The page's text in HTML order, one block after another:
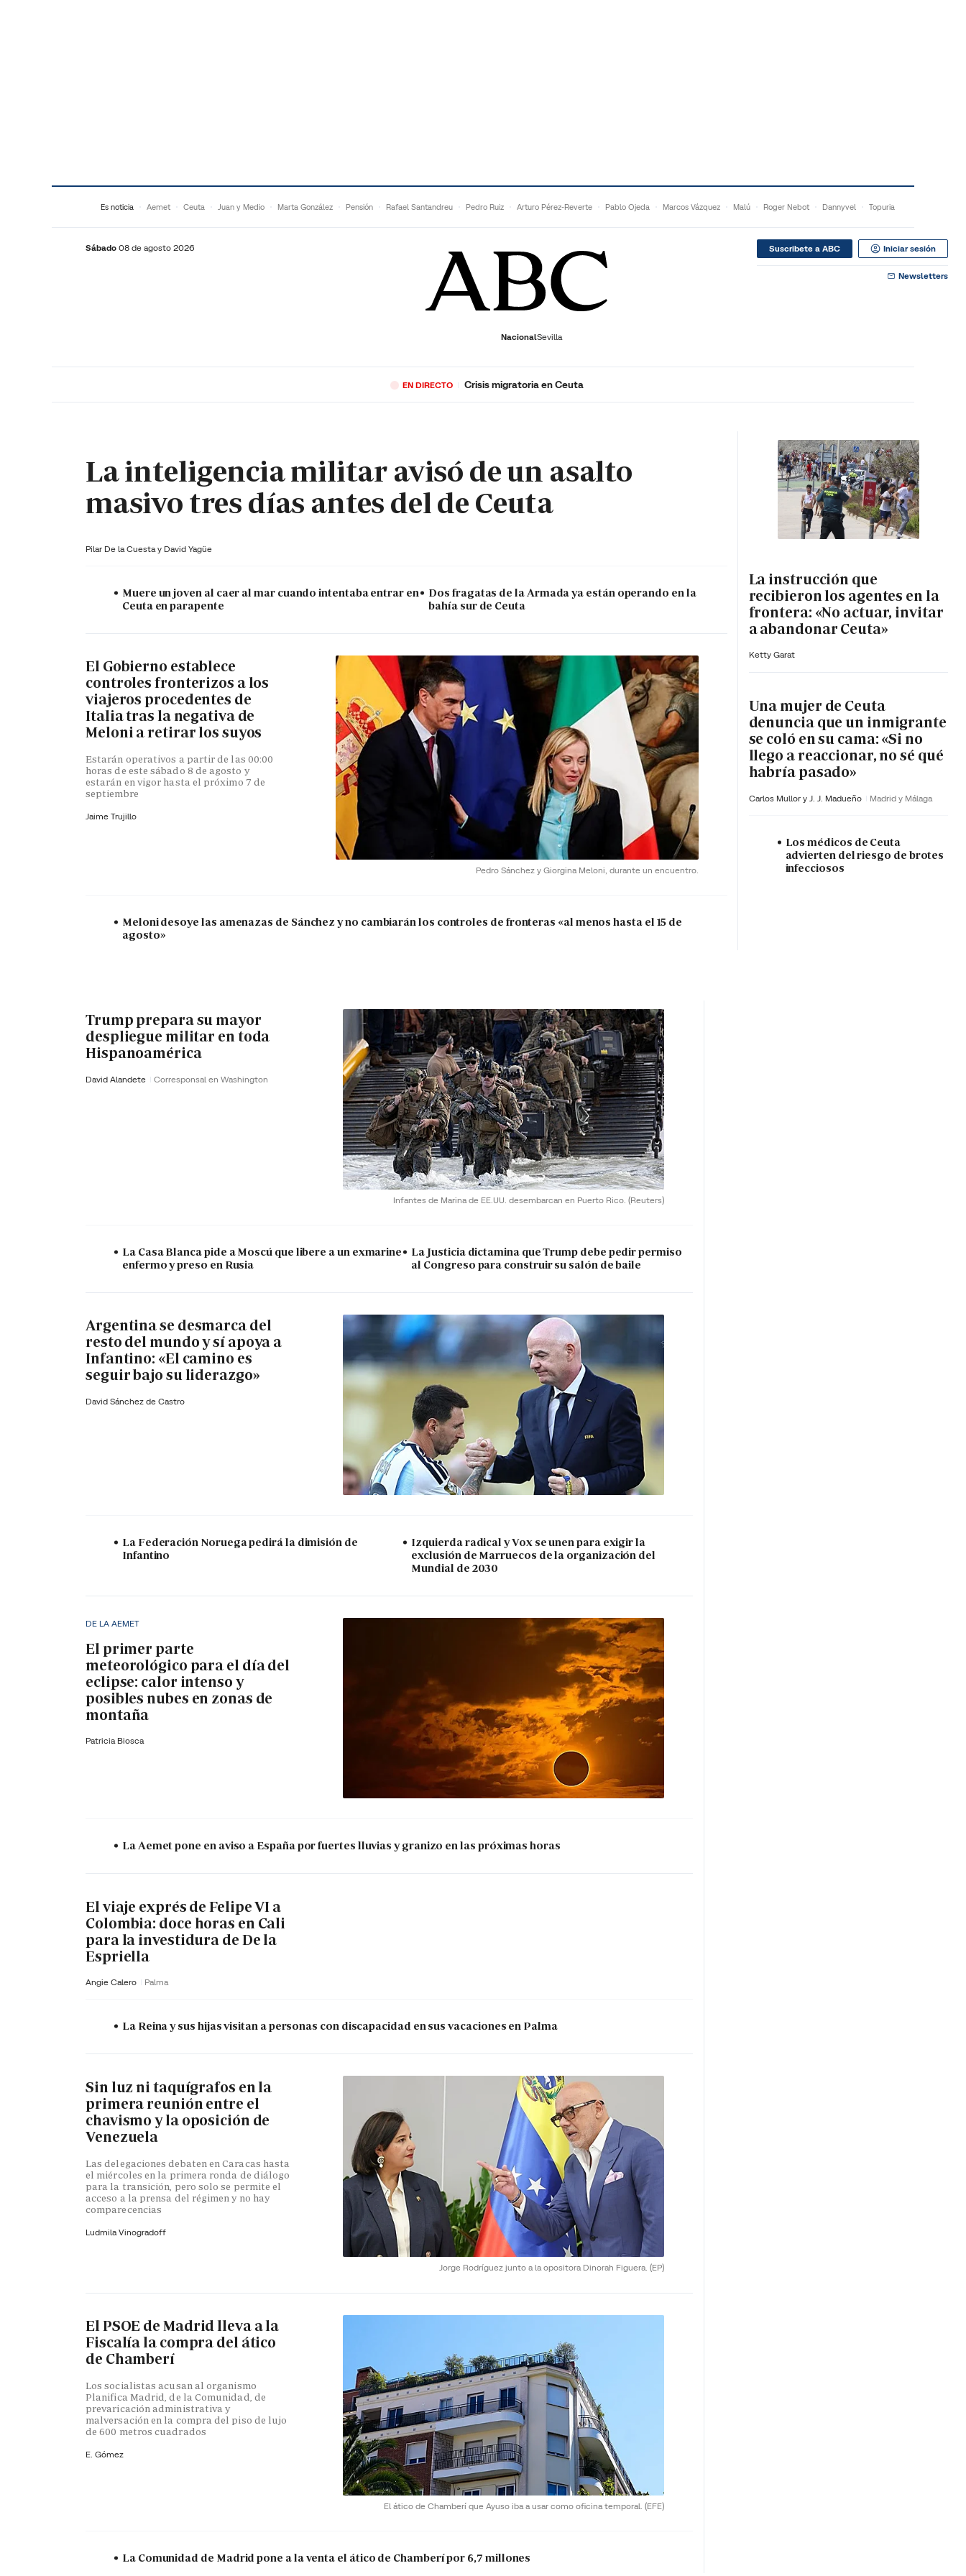
Es noticia Aemet Ceuta Juan y Medio Marta González Pensión Rafael Santandreu Pedro Ruiz Arturo Pérez-Reverte Pablo Ojeda Marcos Vázquez Malú Roger Nebot Dannyvel Topuria
Sábado 08 de agosto 2026
NacionalSevilla
Suscribete a ABC Iniciar sesión
Newsletters
ECONOMÍADEPORTES SOCIEDADCULTURAGENTEPLAY
EN DIRECTO Crisis migratoria en Ceuta
La inteligencia militar avisó de un asalto
masivo tres días antes del de Ceuta
Pilar De la Cuesta y David Yagüe
Muere un joven al caer al mar cuando intentaba entrar en
Ceuta en parapente
Dos fragatas de la Armada ya están operando en la
bahía sur de Ceuta
Pedro Sánchez y Giorgina Meloni, durante un encuentro.
El Gobierno establece
controles fronterizos a los
viajeros procedentes de
Italia tras la negativa de
Meloni a retirar los suyos
Estarán operativos a partir de las 00:00
horas de este sábado 8 de agosto y
estarán en vigor hasta el próximo 7 de
septiembre
Jaime Trujillo
Meloni desoye las amenazas de Sánchez y no cambiarán los controles de fronteras «al menos hasta el 15 de
agosto»
La instrucción que
recibieron los agentes en la
frontera: «No actuar, invitar
a abandonar Ceuta»
Ketty Garat
Una mujer de Ceuta
denuncia que un inmigrante
se coló en su cama: «Si no
llego a reaccionar, no sé qué
habría pasado»
Carlos Mullor y J. J. Madueño Madrid y Málaga
Los médicos de Ceuta
advierten del riesgo de brotes
infecciosos
Infantes de Marina de EE.UU. desembarcan en Puerto Rico. (Reuters)
Trump prepara su mayor
despliegue militar en toda
Hispanoamérica
David Alandete Corresponsal en Washington
La Casa Blanca pide a Moscú que libere a un exmarine
enfermo y preso en Rusia
La Justicia dictamina que Trump debe pedir permiso
al Congreso para construir su salón de baile
Argentina se desmarca del
resto del mundo y sí apoya a
Infantino: «El camino es
seguir bajo su liderazgo»
David Sánchez de Castro
La Federación Noruega pedirá la dimisión de
Infantino
Izquierda radical y Vox se unen para exigir la
exclusión de Marruecos de la organización del
Mundial de 2030
DE LA AEMET
El primer parte
meteorológico para el día del
eclipse: calor intenso y
posibles nubes en zonas de
montaña
Patricia Biosca
La Aemet pone en aviso a España por fuertes lluvias y granizo en las próximas horas
El viaje exprés de Felipe VI a
Colombia: doce horas en Cali
para la investidura de De la
Espriella
Angie Calero Palma
La Reina y sus hijas visitan a personas con discapacidad en sus vacaciones en Palma
Jorge Rodríguez junto a la opositora Dinorah Figuera. (EP)
Sin luz ni taquígrafos en la
primera reunión entre el
chavismo y la oposición de
Venezuela
Las delegaciones debaten en Caracas hasta
el miércoles en la primera ronda de diálogo
para la transición, pero solo se permite el
acceso a la prensa del régimen y no hay
comparecencias
Ludmila Vinogradoff
El ático de Chamberí que Ayuso iba a usar como oficina temporal. (EFE)
El PSOE de Madrid lleva a la
Fiscalía la compra del ático
de Chamberí
Los socialistas acusan al organismo
Planifica Madrid, de la Comunidad, de
prevaricación administrativa y
malversación en la compra del piso de lujo
de 600 metros cuadrados
E. Gómez
La Comunidad de Madrid pone a la venta el ático de Chamberí por 6,7 millones